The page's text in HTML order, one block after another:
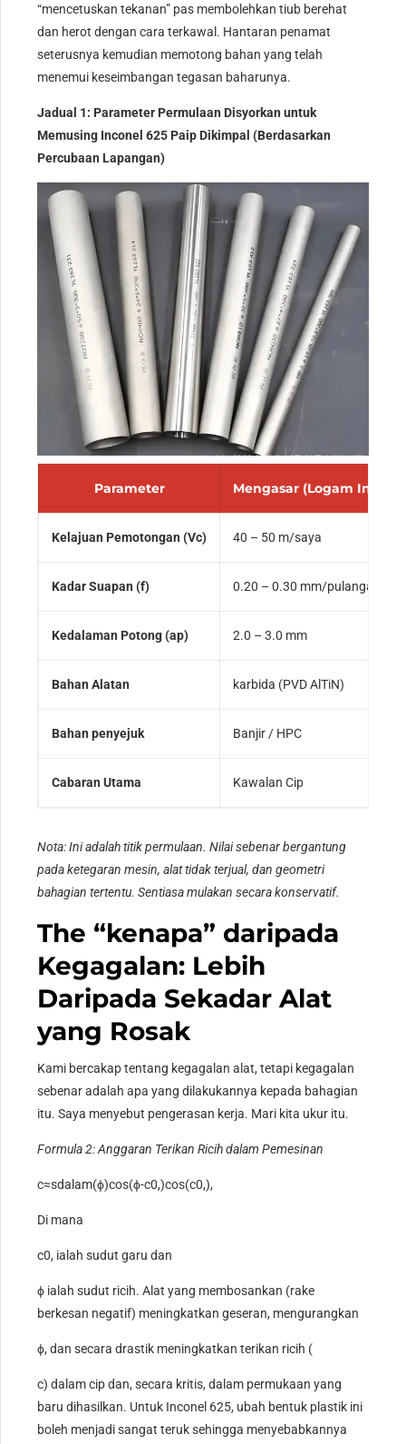
“mencetuskan tekanan” pas membolehkan tiub berehat
dan herot dengan cara terkawal. Hantaran penamat
seterusnya kemudian memotong bahan yang telah
menemui keseimbangan tegasan baharunya.
Jadual 1: Parameter Permulaan Disyorkan untuk
Memusing Inconel 625 Paip Dikimpal (Berdasarkan
Percubaan Lapangan)
Parameter Mengasar (Logam Induk)
Kelajuan Pemotongan (Vc) 40 – 50 m/saya
Kadar Suapan (f) 0.20 – 0.30 mm/pulangan
Kedalaman Potong (ap) 2.0 – 3.0 mm
Bahan Alatan karbida (PVD AlTiN)
Bahan penyejuk Banjir / HPC
Cabaran Utama Kawalan Cip
Nota: Ini adalah titik permulaan. Nilai sebenar bergantung
pada ketegaran mesin, alat tidak terjual, dan geometri
bahagian tertentu. Sentiasa mulakan secara konservatif.
The “kenapa” daripada
Kegagalan: Lebih
Daripada Sekadar Alat
yang Rosak
Kami bercakap tentang kegagalan alat, tetapi kegagalan
sebenar adalah apa yang dilakukannya kepada bahagian
itu. Saya menyebut pengerasan kerja. Mari kita ukur itu.
Formula 2: Anggaran Terikan Ricih dalam Pemesinan
c≈sdalam(ϕ)cos(ϕ-c0,)cos(c0,),
Di mana
c0, ialah sudut garu dan
ϕ ialah sudut ricih. Alat yang membosankan (rake
berkesan negatif) meningkatkan geseran, mengurangkan
ϕ, dan secara drastik meningkatkan terikan ricih (
c) dalam cip dan, secara kritis, dalam permukaan yang
baru dihasilkan. Untuk Inconel 625, ubah bentuk plastik ini
boleh menjadi sangat teruk sehingga menyebabkannya